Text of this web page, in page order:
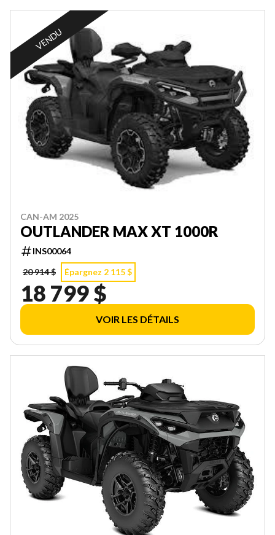
VENDU
CAN-AM 2025
OUTLANDER MAX XT 1000R
INS00064
20 914 $
Épargnez 2 115 $
18 799 $
VOIR LES DÉTAILS